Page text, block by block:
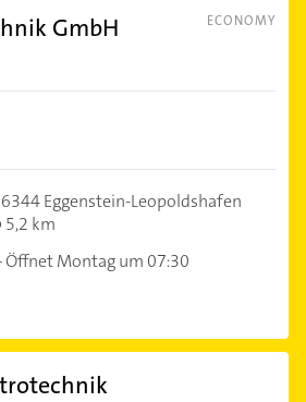
ECONOMY
GmbH
Eggenstein-Leopoldshafen
5,2 km
Öffnet Montag um 07:30